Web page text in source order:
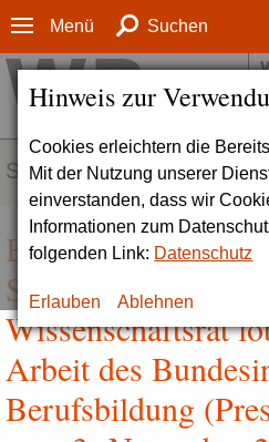
Hinweis zur
Cookies erleichtern die
Mit der Nutzung unserer
einverstanden, dass wir
Informationen zum
folgenden Link: Datenschutz
Erlauben Ablehnen
Menü Suchen
SERVICE
Bedeutende
Stärkung der
Wissenschaftsrat
Arbeit des
Berufsbildung